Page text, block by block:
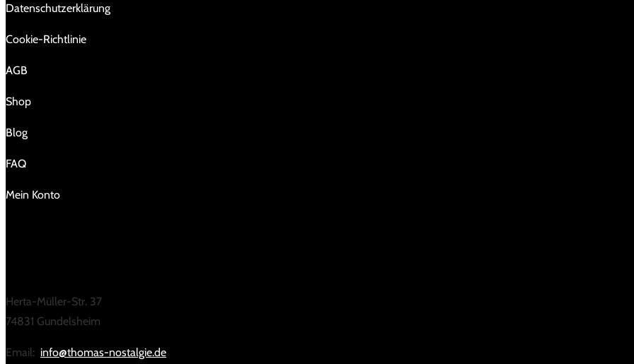
Da­ten­schutz­er­klä­rung
Cookie-Richtlinie
AGB
Shop
Blog
FAQ
Mein Konto
Herta-Müller-Str. 37
74831 Gundelsheim
Email: info@thomas-nostalgie.de